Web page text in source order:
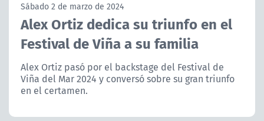
ACTUALIDAD Y TENDENCIAS
CORPORATIVO Y TRANSPARENCIA
CANAL DE DENUNCIAS
Sábado 2 de marzo de 2024
Alex Ortiz dedica su triunfo en el
Festival de Viña a su familia
Alex Ortiz pasó por el backstage del Festival de
Viña del Mar 2024 y conversó sobre su gran triunfo
en el certamen.